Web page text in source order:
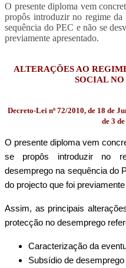
O presente diploma vem
propôs introduzir no regime da
sequência do PEC e não se
previamente apresentado.
ALTERAÇÕES AO
SOCIAL NO
Decreto-Lei nº 72/2010, de 18 de
de 3
O presente diploma vem
se propôs introduzir no
desemprego na sequência do
do projecto que foi
Assim, as principais
protecção no desemprego
Caracterização da
Subsídio de desemprego